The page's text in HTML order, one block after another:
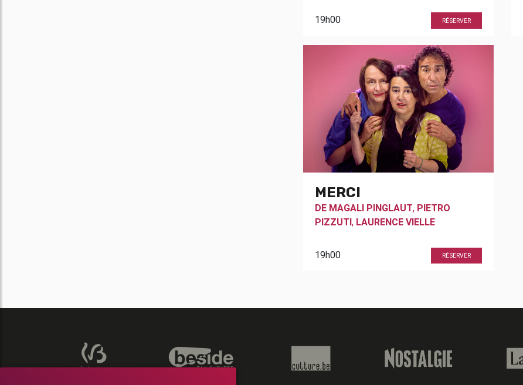
19h00 RÉSERVER
MERCI
DE MAGALI PINGLAUT, PIETRO
PIZZUTI, LAURENCE VIELLE
19h00 RÉSERVER